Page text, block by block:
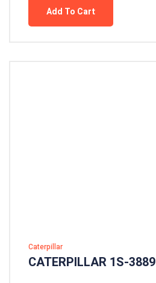
Add To Cart
Caterpillar
CATERPILLAR 1S-3889